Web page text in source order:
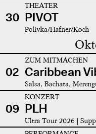
30
THEATER
PIVOT
Polivka/Hafner/Koch
02
ZUM MITMACHEN
Caribbean
Salsa, Bachata,
09
KONZERT
PLH
Ultra Tour 2026 |